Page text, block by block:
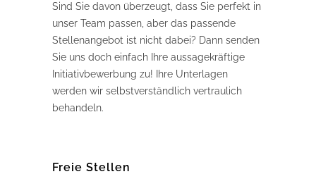
Sind Sie davon überzeugt, dass Sie perfekt in
unser Team passen, aber das passende
Stellenangebot ist nicht dabei? Dann senden
Sie uns doch einfach Ihre aussagekräftige
Initiativbewerbung zu! Ihre Unterlagen
werden wir selbstverständlich vertraulich
behandeln.
Freie Stellen